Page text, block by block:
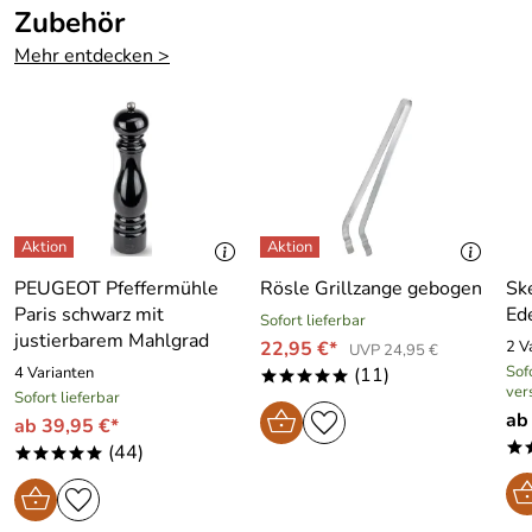
Verifizierte Bewertung
Ich nutze die Handschuhe für einen Gasgrill. Sie tragen
weiterempfehlen.
Kaufdatum: 29.07.2021
Bewertungsdatum: 11.08.2021
Zubehör
Mehr entdecken >
PEUGEOT Pfeffermühle
Paris schwarz mit
justierbarem Mahlgrad
4 Varianten
Sofort lieferbar
ab 39,95 €*
***** (44)
Rösle Grillzange gebogen
Sofort lieferbar
22,95 €* UVP 24,95 €
***** (11)
2